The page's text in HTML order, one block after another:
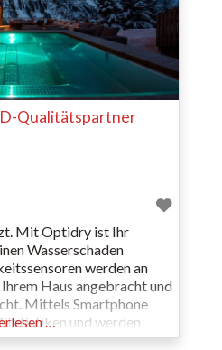
Qualitätspartner
Mit Optidry ist Ihr
Wasserschaden
werden an
Haus angebracht und
Mittels Smartphone
und werden
entstehen. Bauherren
…